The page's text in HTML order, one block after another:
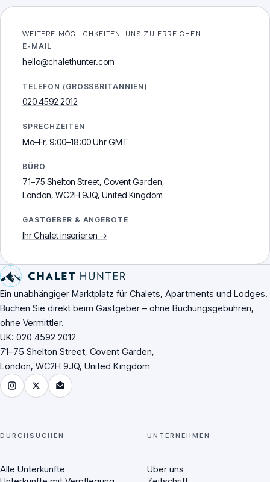
WEITERE MÖGLICHKEITEN, UNS ZU ERREICHEN
E-MAIL
hello@chalethunter.com
TELEFON (GROSSBRITANNIEN)
020 4592 2012
SPRECHZEITEN
Mo–Fr, 9:00–18:00 Uhr GMT
BÜRO
71–75 Shelton Street, Covent Garden,
London, WC2H 9JQ, United Kingdom
GASTGEBER & ANGEBOTE
Ihr Chalet inserieren →
Fußzeile der Website
Ein unabhängiger Marktplatz für Chalets, Apartments und Lodges.
Buchen Sie direkt beim Gastgeber – ohne Buchungsgebühren,
ohne Vermittler.
UK: 020 4592 2012
71–75 Shelton Street, Covent Garden,
London, WC2H 9JQ, United Kingdom
InstagramX (Twitter)Email Chalet Hunter
DURCHSUCHEN
Alle Unterkünfte
UNTERNEHMEN
Über uns